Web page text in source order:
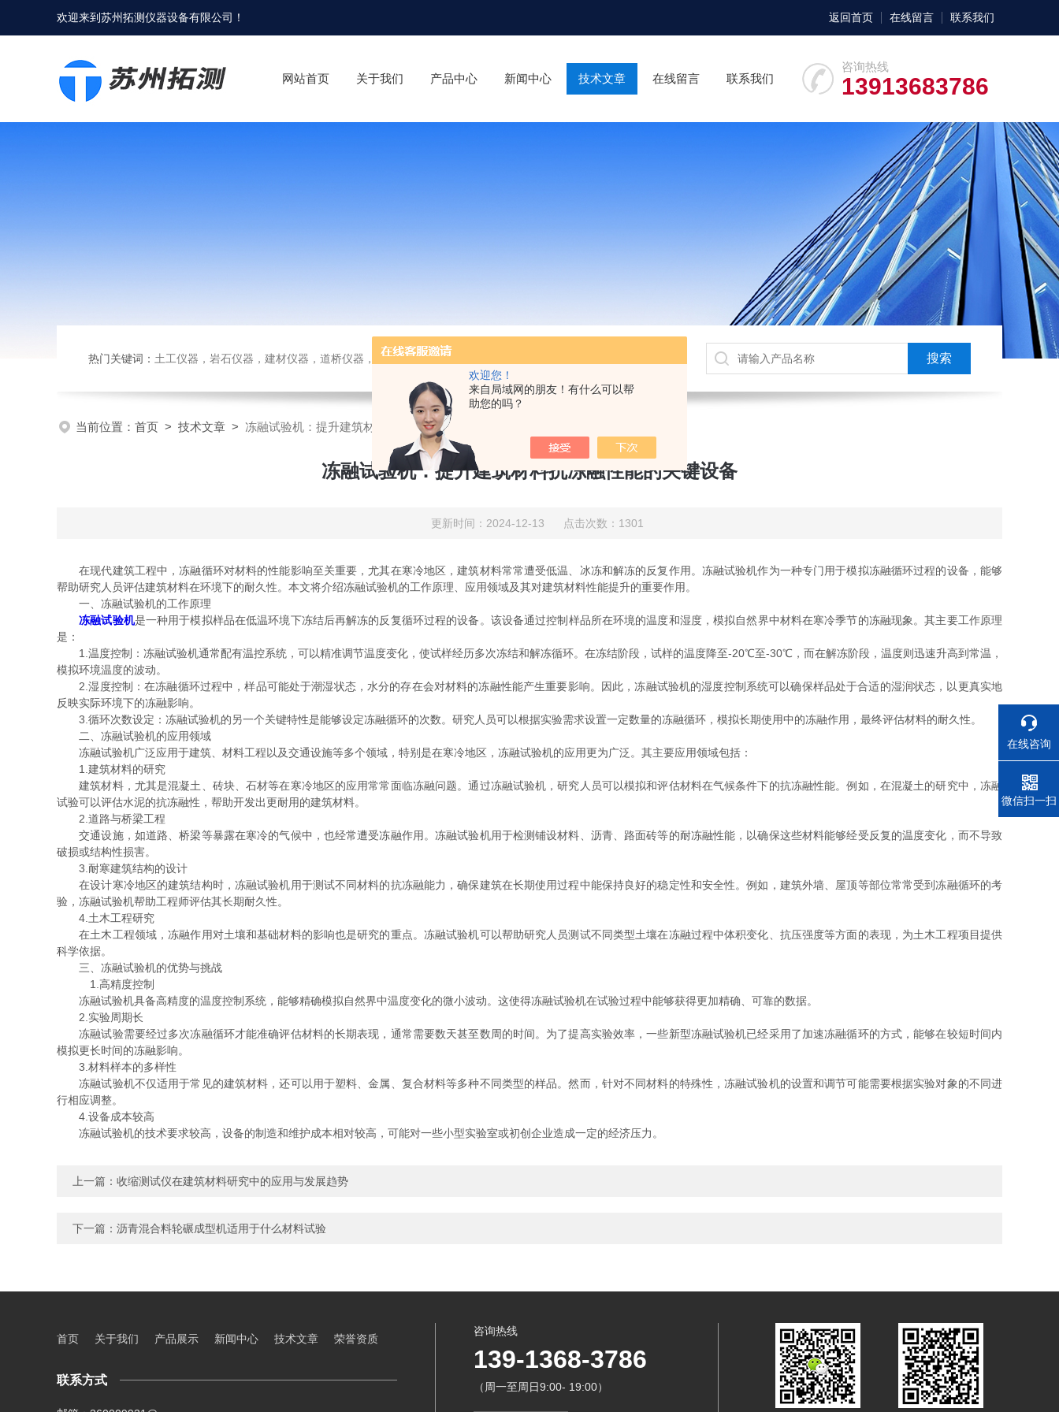
欢迎您！
来自局域网的朋友！有什么可以帮
助您的吗？
欢迎来到苏州拓测仪器设备有限公司 ！ 返回首页 在线留言 联系我们
咨询热线
13913683786
网站首页 关于我们 产品中心 新闻中心 技术文章 在线留言 联系我们
热门关键词： 土工仪器，岩石仪器，建材仪器，道桥仪器，检测仪器，检测仪器，物探仪器，勘察仪器，试验机试验箱，整体方案
当前位置： 首页 > 技术文章 > 冻融试验机：提升建筑材料抗冻融性能的关键设备
冻融试验机：提升建筑材料抗冻融性能的关键设备
更新时间：2024-12-13 点击次数：1301
在现代建筑工程中，冻融循环对材料的性能影响至关重要，尤其在寒冷地区，建筑材料常常遭受低温、冰冻和解冻的反复作用。冻融试验机作为一种专门用于模拟冻融循环过程的设备，能够
帮助研究人员评估建筑材料在环境下的耐久性。本文将介绍冻融试验机的工作原理、应用领域及其对建筑材料性能提升的重要作用。
一、冻融试验机的工作原理
冻融试验机是一种用于模拟样品在低温环境下冻结后再解冻的反复循环过程的设备。该设备通过控制样品所在环境的温度和湿度，模拟自然界中材料在寒冷季节的冻融现象。其主要工作原理
是：
1.温度控制：冻融试验机通常配有温控系统，可以精准调节温度变化，使试样经历多次冻结和解冻循环。在冻结阶段，试样的温度降至-20℃至-30℃，而在解冻阶段，温度则迅速升高到常温，
模拟环境温度的波动。
2.湿度控制：在冻融循环过程中，样品可能处于潮湿状态，水分的存在会对材料的冻融性能产生重要影响。因此，冻融试验机的湿度控制系统可以确保样品处于合适的湿润状态，以更真实地
反映实际环境下的冻融影响。
3.循环次数设定：冻融试验机的另一个关键特性是能够设定冻融循环的次数。研究人员可以根据实验需求设置一定数量的冻融循环，模拟长期使用中的冻融作用，最终评估材料的耐久性。
二、冻融试验机的应用领域
冻融试验机广泛应用于建筑、材料工程以及交通设施等多个领域，特别是在寒冷地区，冻融试验机的应用更为广泛。其主要应用领域包括：
1.建筑材料的研究
建筑材料，尤其是混凝土、砖块、石材等在寒冷地区的应用常常面临冻融问题。通过冻融试验机，研究人员可以模拟和评估材料在气候条件下的抗冻融性能。例如，在混凝土的研究中，冻融
试验可以评估水泥的抗冻融性，帮助开发出更耐用的建筑材料。
2.道路与桥梁工程
交通设施，如道路、桥梁等暴露在寒冷的气候中，也经常遭受冻融作用。冻融试验机用于检测铺设材料、沥青、路面砖等的耐冻融性能，以确保这些材料能够经受反复的温度变化，而不导致
破损或结构性损害。
3.耐寒建筑结构的设计
在设计寒冷地区的建筑结构时，冻融试验机用于测试不同材料的抗冻融能力，确保建筑在长期使用过程中能保持良好的稳定性和安全性。例如，建筑外墙、屋顶等部位常常受到冻融循环的考
验，冻融试验机帮助工程师评估其长期耐久性。
4.土木工程研究
在土木工程领域，冻融作用对土壤和基础材料的影响也是研究的重点。冻融试验机可以帮助研究人员测试不同类型土壤在冻融过程中体积变化、抗压强度等方面的表现，为土木工程项目提供
科学依据。
三、冻融试验机的优势与挑战
1.高精度控制
冻融试验机具备高精度的温度控制系统，能够精确模拟自然界中温度变化的微小波动。这使得冻融试验机在试验过程中能够获得更加精确、可靠的数据。
2.实验周期长
冻融试验需要经过多次冻融循环才能准确评估材料的长期表现，通常需要数天甚至数周的时间。为了提高实验效率，一些新型冻融试验机已经采用了加速冻融循环的方式，能够在较短时间内
模拟更长时间的冻融影响。
3.材料样本的多样性
冻融试验机不仅适用于常见的建筑材料，还可以用于塑料、金属、复合材料等多种不同类型的样品。然而，针对不同材料的特殊性，冻融试验机的设置和调节可能需要根据实验对象的不同进
行相应调整。
4.设备成本较高
冻融试验机的技术要求较高，设备的制造和维护成本相对较高，可能对一些小型实验室或初创企业造成一定的经济压力。
上一篇： 收缩测试仪在建筑材料研究中的应用与发展趋势
下一篇： 沥青混合料轮碾成型机适用于什么材料试验
首页 关于我们 产品展示 新闻中心 技术文章 荣誉资质
联系方式
咨询热线
139-1368-3786
（周一至周日9:00- 19:00）
在线咨询
电话
微信扫一扫